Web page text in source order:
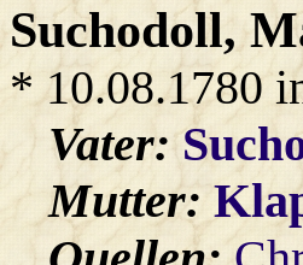
Suchodoll,
* 10.08.1780
Vater:
Mutter: